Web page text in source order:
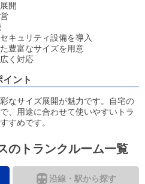
開
キュリティ設備を導入
豊富なサイズを用意
く対応
ント
なサイズ展開が魅力です。自宅の
、用途に合わせて使いやすいトラ
すめです。
のトランクルーム一覧
沿線・駅から探す